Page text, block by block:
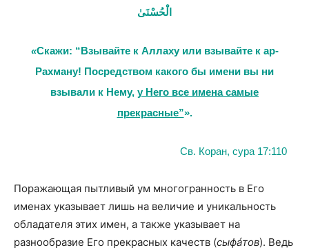
الْحُسْنَىٰ
«Скажи: “Взывайте к Аллаху или взывайте к ар-
Рахману! Посредством какого бы имени вы ни
взывали к Нему, у Него все имена самые
прекрасные”».
Св. Коран, сура 17:110
Поражающая пытливый ум многогранность в Его
именах указывает лишь на величие и уникальность
обладателя этих имен, а также указывает на
разнообразие Его прекрасных качеств (сыфáтов). Ведь